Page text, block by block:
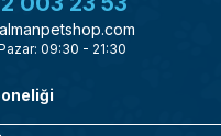
09:30 - 21:30